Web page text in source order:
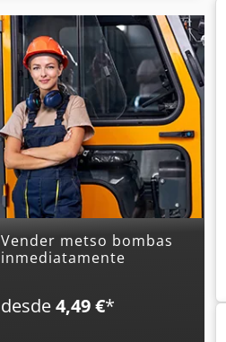
Vender metso bombas
inmediatamente
desde4,49 €*